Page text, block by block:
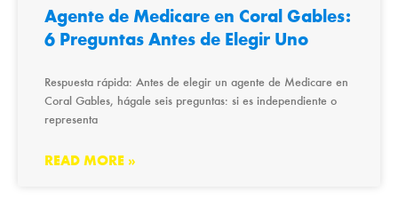
Agente de Medicare en Coral Gables:
6 Preguntas Antes de Elegir Uno
Respuesta rápida: Antes de elegir un agente de Medicare en
Coral Gables, hágale seis preguntas: si es independiente o
representa
READ MORE »